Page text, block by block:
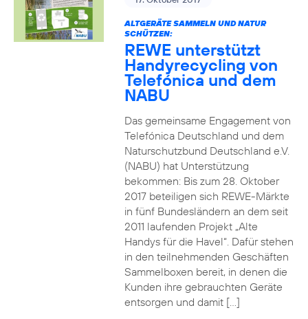
ALTGERÄTE SAMMELN UND NATUR
SCHÜTZEN:
REWE unterstützt
Handyrecycling von
Telefónica und dem
NABU
Das gemeinsame Engagement von
Telefónica Deutschland und dem
Naturschutzbund Deutschland e.V.
(NABU) hat Unterstützung
bekommen: Bis zum 28. Oktober
2017 beteiligen sich REWE-Märkte
in fünf Bundesländern an dem seit
2011 laufenden Projekt „Alte
Handys für die Havel“. Dafür stehen
in den teilnehmenden Geschäften
Sammelboxen bereit, in denen die
Kunden ihre gebrauchten Geräte
entsorgen und damit […]